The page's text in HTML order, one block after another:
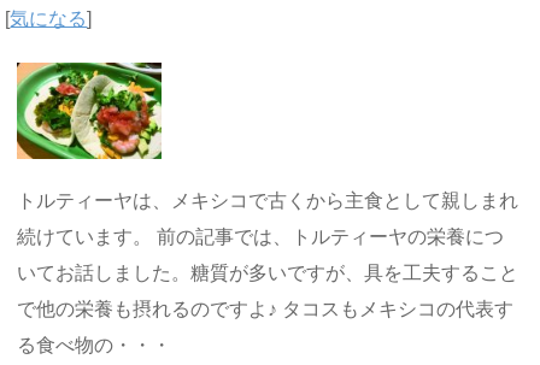
[気になる]
トルティーヤは、メキシコで古くから主食として親しまれ
続けています。 前の記事では、トルティーヤの栄養につ
いてお話しました。糖質が多いですが、具を工夫すること
で他の栄養も摂れるのですよ♪ タコスもメキシコの代表す
る食べ物の・・・